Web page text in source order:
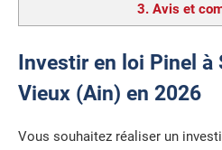
3. Avis et
Investir en loi Pinel à
Vieux (Ain) en 2026
Vous souhaitez réaliser un